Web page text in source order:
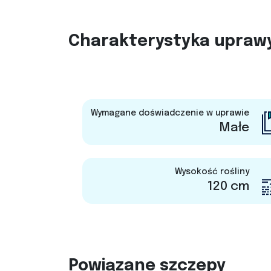
Charakterystyka
Wymagane doświadczenie w uprawie
Małe
Wysokość rośliny
120 cm
Powiązane szczepy